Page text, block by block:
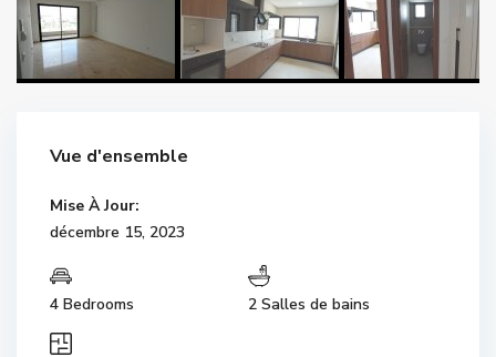
Vue d'ensemble
Mise À Jour:
décembre 15, 2023
4 Bedrooms 2 Salles de bains